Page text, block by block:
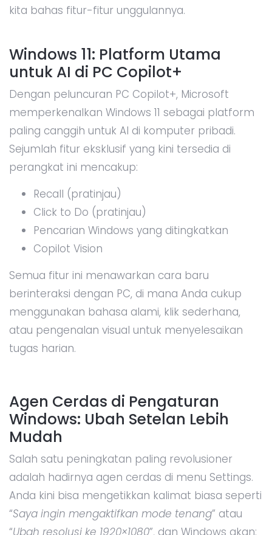
kita bahas fitur-fitur unggulannya.
Windows 11: Platform Utama
untuk AI di PC Copilot+
Dengan peluncuran PC Copilot+, Microsoft
memperkenalkan Windows 11 sebagai platform
paling canggih untuk AI di komputer pribadi.
Sejumlah fitur eksklusif yang kini tersedia di
perangkat ini mencakup:
Recall (pratinjau)
Click to Do (pratinjau)
Pencarian Windows yang ditingkatkan
Copilot Vision
Semua fitur ini menawarkan cara baru
berinteraksi dengan PC, di mana Anda cukup
menggunakan bahasa alami, klik sederhana,
atau pengenalan visual untuk menyelesaikan
tugas harian.
Agen Cerdas di Pengaturan
Windows: Ubah Setelan Lebih
Mudah
Salah satu peningkatan paling revolusioner
adalah hadirnya agen cerdas di menu Settings.
Anda kini bisa mengetikkan kalimat biasa seperti
“Saya ingin mengaktifkan mode tenang” atau
“Ubah resolusi ke 1920×1080”, dan Windows akan: